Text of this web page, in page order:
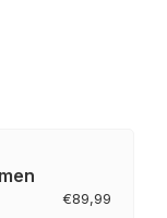
€89,99